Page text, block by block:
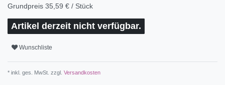
Grundpreis 35,59 € / Stück
Artikel derzeit nicht verfügbar.
Wunschliste
* inkl. ges. MwSt. zzgl. Versandkosten